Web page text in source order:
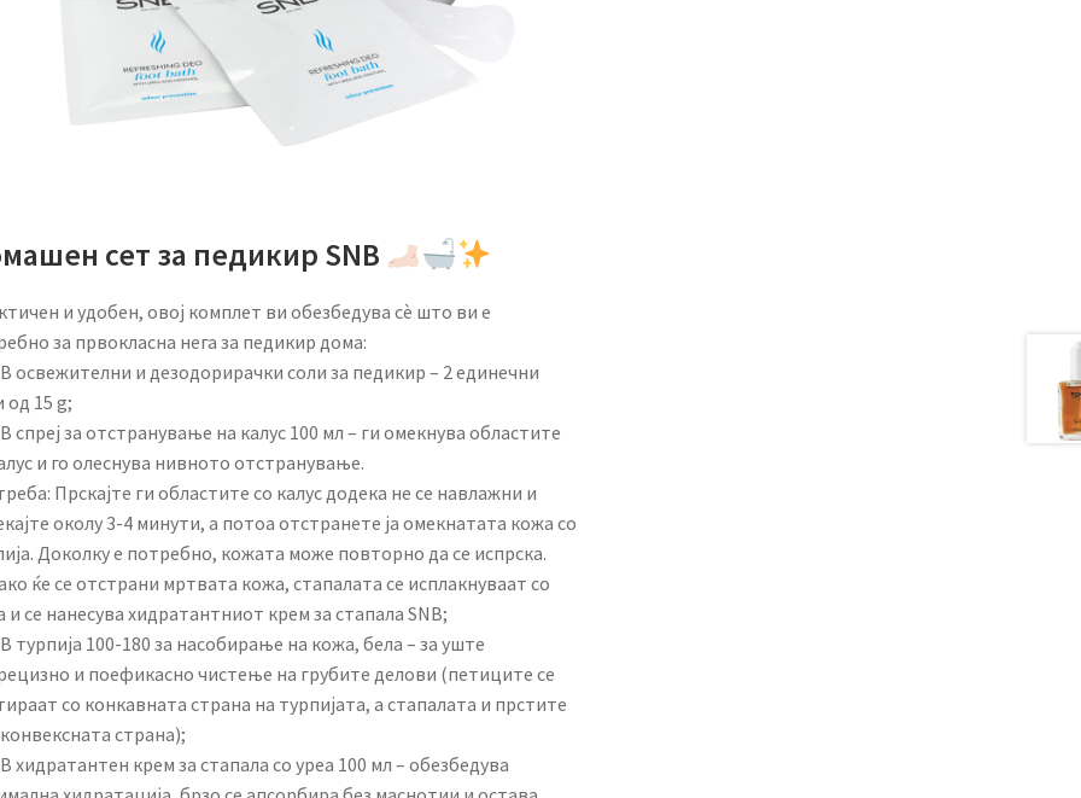
сет за педикир SNB
и удобен, овој комплет ви обезбедува сè што ви е
за првокласна нега за педикир дома:
освежителни и дезодорирачки соли за педикир – 2 единечни
од 15 g;
спреј за отстранување на калус 100 мл – ги омекнува областите
и го олеснува нивното отстранување.
Прскајте ги областите со калус додека не се навлажни и
околу 3-4 минути, а потоа отстранете ја омекнатата кожа со
Доколку е потребно, кожата може повторно да се испрска.
ќе се отстрани мртвата кожа, стапалата се исплакнуваат со
и се нанесува хидратантниот крем за стапала SNB;
турпија 100-180 за насобирање на кожа, бела – за уште
и поефикасно чистење на грубите делови (петиците се
со конкавната страна на турпијата, а стапалата и прстите
страна);
хидратантен крем за стапала со уреа 100 мл – обезбедува